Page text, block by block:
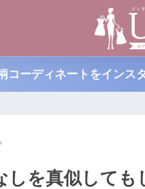
コーディネートをインス
しを真似しても